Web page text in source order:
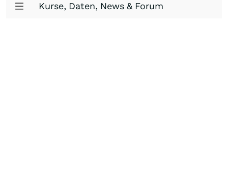
Kurse, Daten, News & Forum